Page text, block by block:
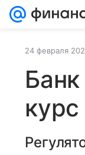
24 февраля